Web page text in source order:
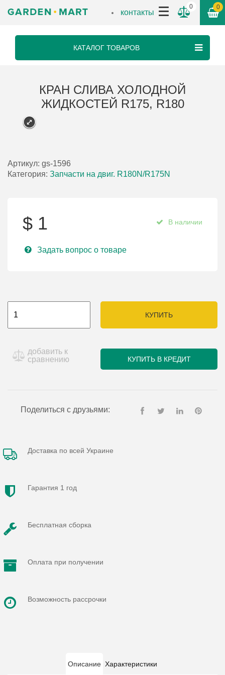
контакты
0 0
КАТАЛОГ ТОВАРОВ
КРАН СЛИВА ХОЛОДНОЙ
ЖИДКОСТЕЙ R175, R180
Артикул: gs-1596
Категория: Запчасти на двиг. R180N/R175N
$ 1 В наличии
Задать вопрос о товаре
КУПИТЬ
добавить к
сравнению
КУПИТЬ В КРЕДИТ
Поделиться с друзьями:
Доставка по всей Украине
Гарантия 1 год
Бесплатная сборка
Оплата при получении
Возможность рассрочки
Описание Характеристики